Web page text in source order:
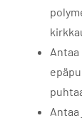
Antaa
Antaa